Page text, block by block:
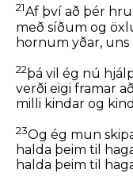
21Af því að þér
með síðum og
hornum yðar,
22þá vil ég nú
verði eigi framar
milli kindar og
23Og ég mun
halda þeim til
halda þeim til